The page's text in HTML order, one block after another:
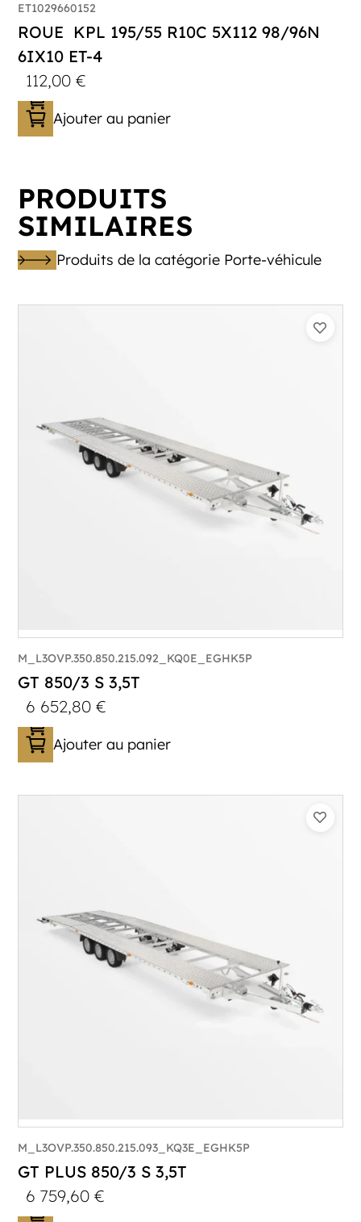
ET1029660152
ROUE KPL 195/55 R10C 5X112 98/96N
6IX10 ET-4
112,00€
Ajouter au panier
PRODUITS
SIMILAIRES
Produits de la catégorie Porte-véhicule
Longueur utile (mm) :
Plancher :Lorhs en Aluminium
M_L3OVP.350.850.215.092_KQ0E_EGHK5P
GT 850/3 S 3,5T
6 652,80€
Ajouter au panier
M_L3OVP.350.850.215.093_KQ3E_EGHK5P
GT PLUS 850/3 S 3,5T
6 759,60€